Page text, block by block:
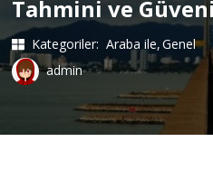
Tahmini ve
Kategoriler: Araba ile Genel
admin